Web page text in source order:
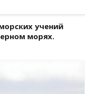
учений
морях.